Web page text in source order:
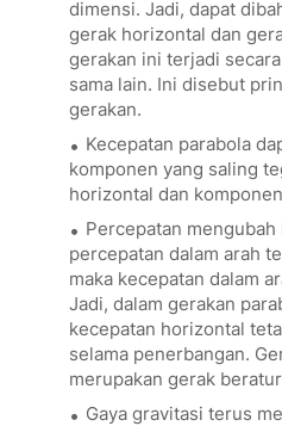
dimensi. Jadi, dapat
gerak horizontal dan
gerakan ini terjadi
sama lain. Ini disebut
gerakan.
Kecepatan parabola
komponen yang saling
horizontal dan
Percepatan
percepatan dalam arah
maka kecepatan dalam
Jadi, dalam gerakan
kecepatan horizontal
selama penerbangan.
merupakan gerak
Gaya gravitasi terus